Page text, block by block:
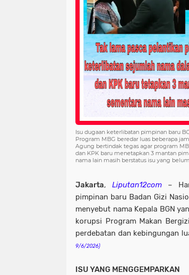
Isu dugaan keterlibatan pimpinan baru
Program MBG beredar luas beberapa
Agung bertindak tegas agar program
dan KPK baru menetapkan 3 mantan
nama lain masih berstatus isu yang
Jakarta, Liputan12com–
pimpinan baru Badan Gizi
menyebut nama Kepala BGN
korupsi Program Makan
perdebatan dan kebingungan
9/6/2026)
ISU YANG MENGGEMPARKAN